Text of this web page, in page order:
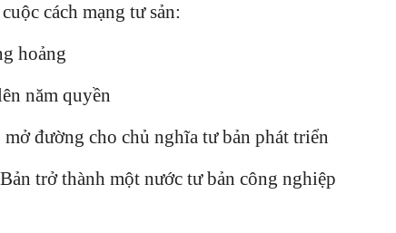
cách mạng tư sản:
hoảng
năm quyền
đường cho chủ nghĩa tư bản phát triển
trở thành một nước tư bản công nghiệp